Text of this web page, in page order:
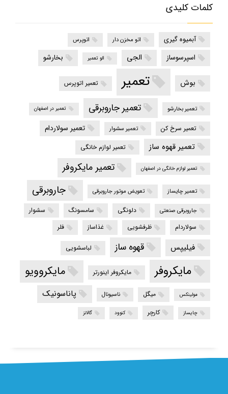
کلمات کلیدی
آبمیوه گیری اتو مخزن دار اتوپرس
اسپرسوساز الجی الو تعمیر بخارشو
بوش تعمیر تعمیر اتوپرس
تعمیر بخارشو تعمیر جاروبرقی تعمیر در اصفهان
تعمیر سرخ کن تعمیر سشوار تعمیر سولاردام
تعمیر قهوه ساز تعمیر لوازم خانگی
تعمیر لوازم خانگی در اصفهان تعمیر مایکروفر
تعمیر چایساز تعویض موتور جاروبرقی جاروبرقی
جاروبرقی صنعتی دلونگی سامسونگ
سشوار
سولاردام
ظرفشویی غذاساز فلر
فیلیپس قهوه ساز لباسشویی
مایکروفر مایکروفر اینورتر مایکروویو
مولینکس میگل ناسیونال پاناسونیک
چایساز کارچر کنوود گالانز